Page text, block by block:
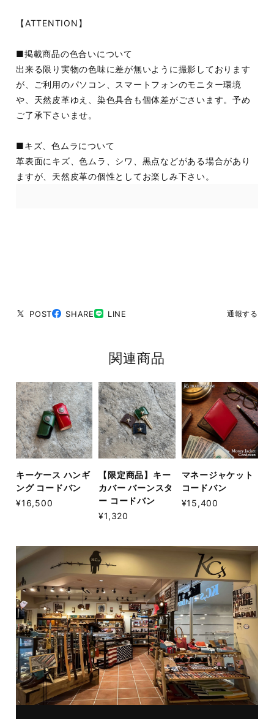
【ATTENTION】
■掲載商品の色合いについて
出来る限り実物の色味に差が無いように撮影しております
が、ご利用のパソコン、スマートフォンのモニター環境
や、天然皮革ゆえ、染色具合も個体差がごさいます。予め
ご了承下さいませ。
■キズ、色ムラについて
革表面にキズ、色ムラ、シワ、黒点などがある場合があり
ますが、天然皮革の個性としてお楽しみ下さい。
POST SHARE LINE 通報する
関連商品
キーケース ハンギ
ング コードバン
¥16,500
【限定商品】キー
カバー バーンスタ
ー コードバン
¥1,320
マネージャケット
コードバン
¥15,400